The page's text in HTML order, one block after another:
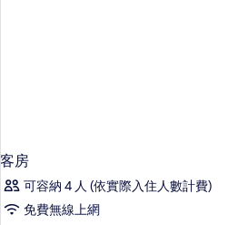
客房
可容納 4 人 (依實際入住人數計費)
免費無線上網